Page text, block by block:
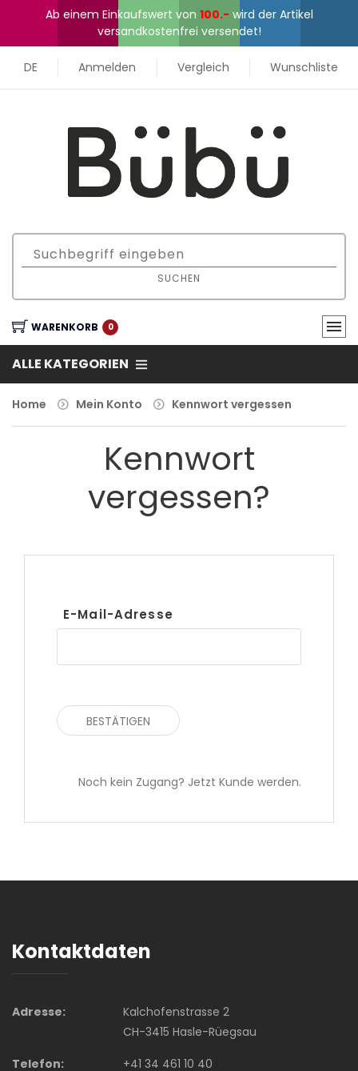
Ab einem Einkaufswert von 100.- wird der Artikel
versandkostenfrei versendet!
DE Anmelden Vergleich Wunschliste
SUCHEN
WARENKORB 0
ALLE KATEGORIEN
Home Mein Konto Kennwort vergessen
Kennwort
vergessen?
E-Mail-Adresse
Noch kein Zugang? Jetzt Kunde werden.
Kontaktdaten
Adresse:
Kalchofenstrasse 2
CH-3415 Hasle-Rüegsau
Telefon:
+41 34 461 10 40